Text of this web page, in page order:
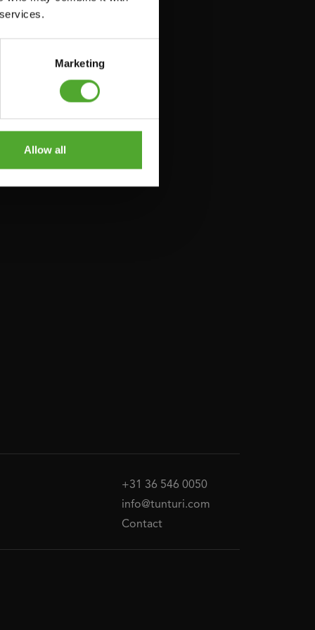
Marketing
Allow all
+31 36 546 0050
info@tunturi.com
Contact